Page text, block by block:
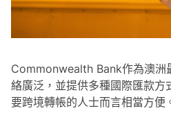
Commonwealth Bank作為澳洲
絡廣泛，並提供多種國際匯款方
要跨境轉帳的人士而言相當方便